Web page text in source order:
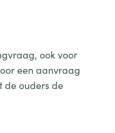
ook voor
een aanvraag
de ouders de